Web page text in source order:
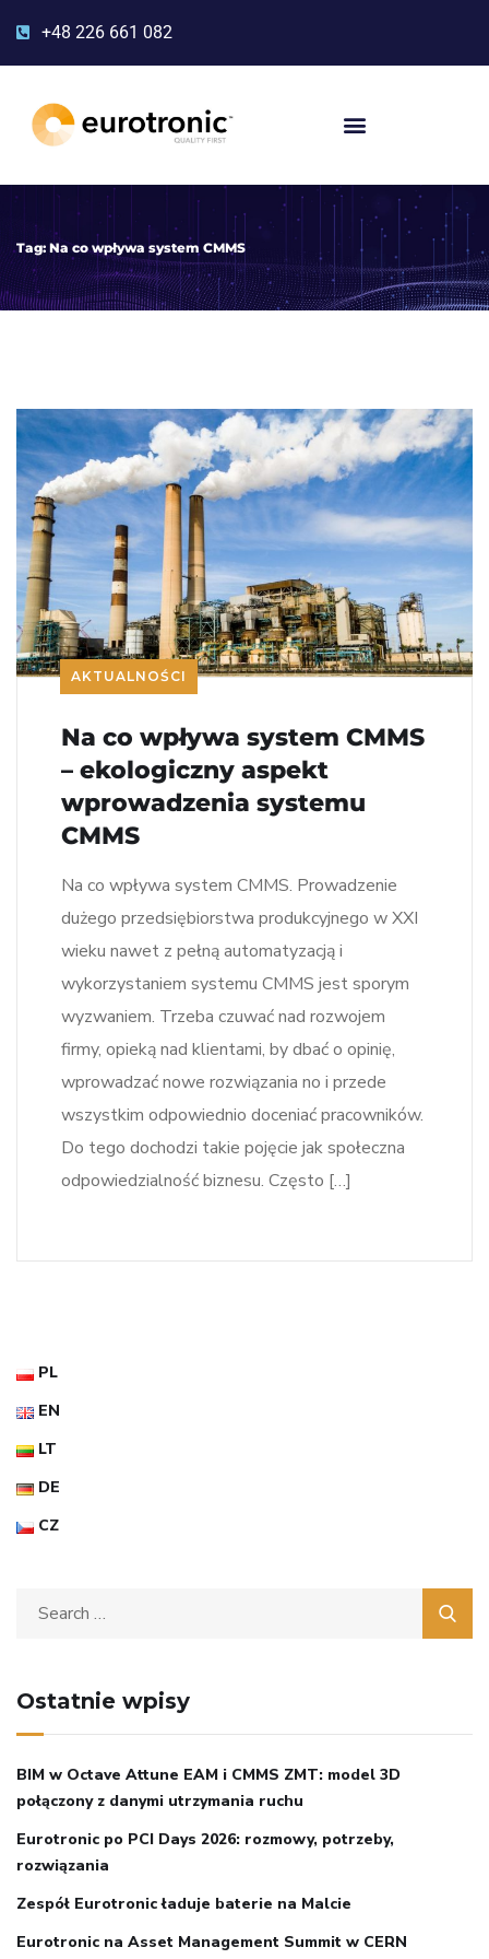
+48 226 661 082
Tag: Na co wpływa system CMMS
AKTUALNOŚCI
Na co wpływa system CMMS
– ekologiczny aspekt
wprowadzenia systemu
CMMS
Na co wpływa system CMMS. Prowadzenie
dużego przedsiębiorstwa produkcyjnego w XXI
wieku nawet z pełną automatyzacją i
wykorzystaniem systemu CMMS jest sporym
wyzwaniem. Trzeba czuwać nad rozwojem
firmy, opieką nad klientami, by dbać o opinię,
wprowadzać nowe rozwiązania no i przede
wszystkim odpowiednio doceniać pracowników.
Do tego dochodzi takie pojęcie jak społeczna
odpowiedzialność biznesu. Często […]
PL
EN
LT
DE
CZ
Ostatnie wpisy
BIM w Octave Attune EAM i CMMS ZMT: model 3D
połączony z danymi utrzymania ruchu
Eurotronic po PCI Days 2026: rozmowy, potrzeby,
rozwiązania
Zespół Eurotronic ładuje baterie na Malcie
Eurotronic na Asset Management Summit w CERN